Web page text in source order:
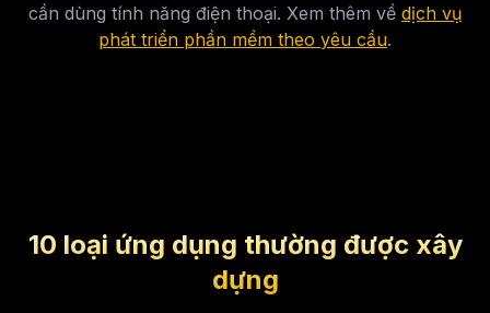
cần dùng tính năng điện thoại. Xem thêm về dịch vụ
phát triển phần mềm theo yêu cầu.
10 loại ứng dụng thường được xây
dựng